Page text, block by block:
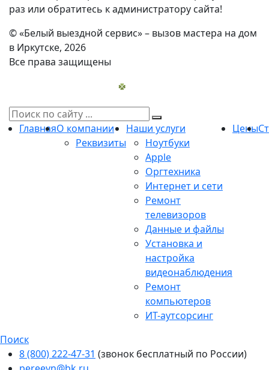
раз или обратитесь к администратору сайта!
© «Белый выездной сервис» – вызов мастера на дом
в Иркутске, 2026
Все права защищены
ГлавнаяО компании
Реквизиты
Наши услуги
Ноутбуки
Apple
Оргтехника
Интернет и сети
Ремонт
телевизоров
Данные и файлы
Установка и
настройка
видеонаблюдения
Ремонт
компьютеров
ИТ-аутсорсинг
Цены
Поиск
8 (800) 222-47-31 (звонок бесплатный по России)